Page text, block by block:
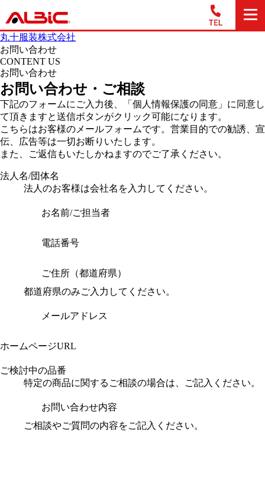
丸十服装株式会社
お問い合わせ
CONTENT US
お問い合わせ
お問い合わせ・ご相談
下記のフォームにご入力後、「個人情報保護の同意」に同意し
て頂きますと送信ボタンがクリック可能になります。
こちらはお客様のメールフォームです。営業目的での勧誘、宣
伝、広告等は一切お断りいたします。
また、ご返信もいたしかねますのでご了承ください。
法人名/団体名
法人のお客様は会社名を入力してください。
お名前/ご担当者
電話番号
ご住所（都道府県）
都道府県のみご入力してください。
メールアドレス
ホームページURL
ご検討中の品番
特定の商品に関するご相談の場合は、ご記入ください。
お問い合わせ内容
ご相談やご質問の内容をご記入ください。